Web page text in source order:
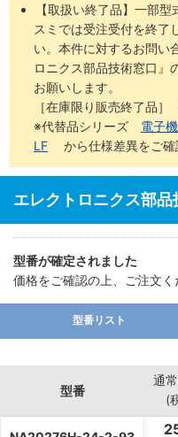
【取扱い終了品】一部
スミでは受注受付を終了
い。本件に対するお問い
ロニクス部品技術窓口』
お願いします。
［在庫限り販売終了品
※代替品シリーズ 電子
LF から仕様差異をご確
エレクトロニクス部品
型番が確定されました
価格をご確認の上、ご注文く
型番リスト
型番
通
(